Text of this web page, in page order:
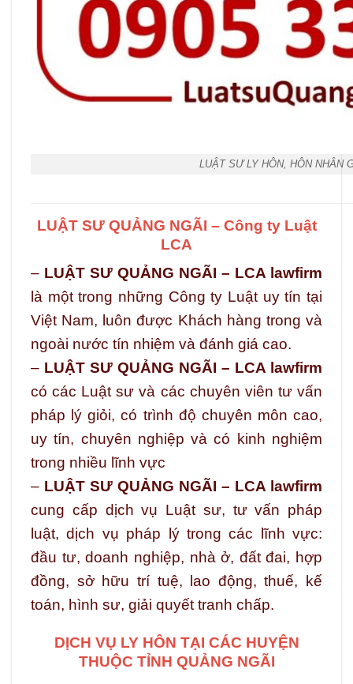
LUẬT SƯ LY HÔN, HÔN NHÂN
LUẬT SƯ QUẢNG NGÃI – Công ty Luật
LCA
– LUẬT SƯ QUẢNG NGÃI – LCA lawfirm
là một trong những Công ty Luật uy tín tại
Việt Nam, luôn được Khách hàng trong và
ngoài nước tín nhiệm và đánh giá cao.
– LUẬT SƯ QUẢNG NGÃI – LCA lawfirm
có các Luật sư và các chuyên viên tư vấn
pháp lý giỏi, có trình độ chuyên môn cao,
uy tín, chuyên nghiệp và có kinh nghiệm
trong nhiều lĩnh vực
– LUẬT SƯ QUẢNG NGÃI – LCA lawfirm
cung cấp dịch vụ Luật sư, tư vấn pháp
luật, dịch vụ pháp lý trong các lĩnh vực:
đầu tư, doanh nghiệp, nhà ở, đất đai, hợp
đồng, sở hữu trí tuệ, lao động, thuế, kế
toán, hình sư, giải quyết tranh chấp.
DỊCH VỤ LY HÔN TẠI CÁC HUYỆN
THUỘC TỈNH QUẢNG NGÃI